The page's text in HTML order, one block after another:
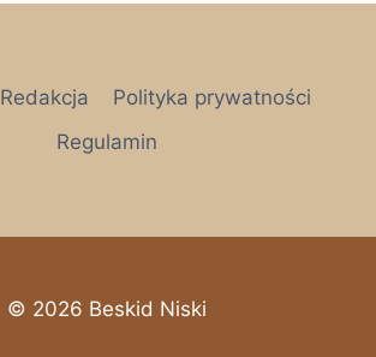
Redakcja
Polityka prywatności
Regulamin
© 2026 Beskid Niski